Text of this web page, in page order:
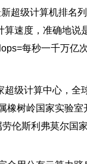
超级计算机排名
速度，准确地说
每秒一千万亿
级计算中心，全
橡树岭国家实验
伦斯利弗莫尔国